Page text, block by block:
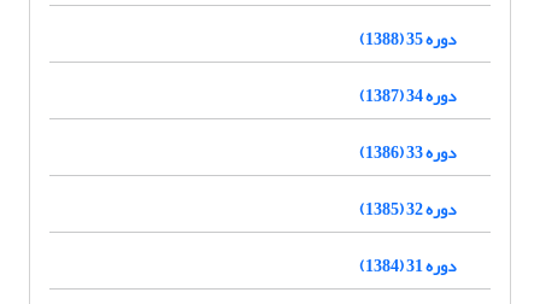
دوره 35 (1388)
دوره 34 (1387)
دوره 33 (1386)
دوره 32 (1385)
دوره 31 (1384)